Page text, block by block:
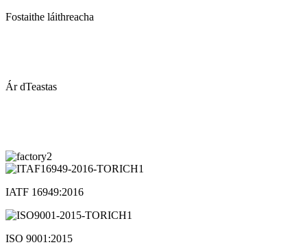
Fostaithe láithreacha
Ár dTeastas
IATF 16949:2016
ISO 9001:2015